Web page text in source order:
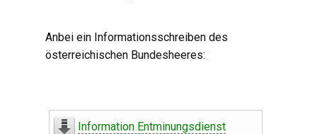
Anbei ein Informationsschreiben des
österreichischen Bundesheeres:
Information Entminungsdienst